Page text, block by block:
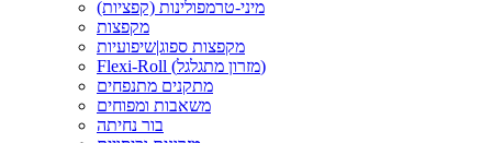
מיני-טרמפולינות (קפציות)
מקפצות
מקפצות ספוג|שיפועיות
Flexi-Roll (מזרון מתגלגל)
מתקנים מתנפחים
משאבות ומפוחים
בור נחיתה